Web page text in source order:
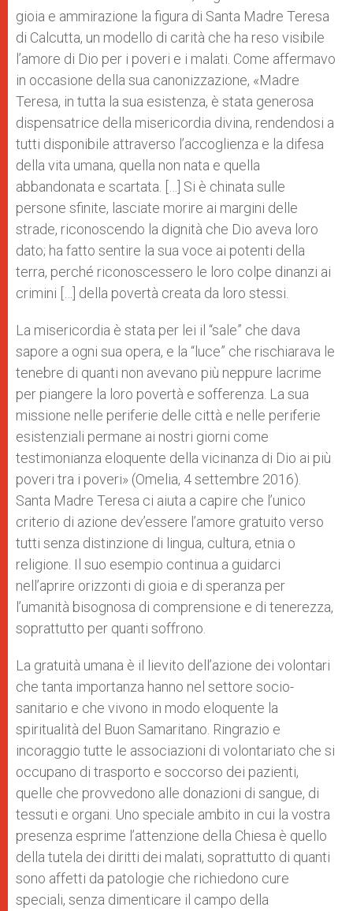
gioia e ammirazione la figura di Santa Madre Teresa
di Calcutta, un modello di carità che ha reso visibile
l’amore di Dio per i poveri e i malati. Come affermavo
in occasione della sua canonizzazione, «Madre
Teresa, in tutta la sua esistenza, è stata generosa
dispensatrice della misericordia divina, rendendosi a
tutti disponibile attraverso l’accoglienza e la difesa
della vita umana, quella non nata e quella
abbandonata e scartata. […] Si è chinata sulle
persone sfinite, lasciate morire ai margini delle
strade, riconoscendo la dignità che Dio aveva loro
dato; ha fatto sentire la sua voce ai potenti della
terra, perché riconoscessero le loro colpe dinanzi ai
crimini […] della povertà creata da loro stessi.
La misericordia è stata per lei il “sale” che dava
sapore a ogni sua opera, e la “luce” che rischiarava le
tenebre di quanti non avevano più neppure lacrime
per piangere la loro povertà e sofferenza. La sua
missione nelle periferie delle città e nelle periferie
esistenziali permane ai nostri giorni come
testimonianza eloquente della vicinanza di Dio ai più
poveri tra i poveri» (Omelia, 4 settembre 2016).
Santa Madre Teresa ci aiuta a capire che l’unico
criterio di azione dev’essere l’amore gratuito verso
tutti senza distinzione di lingua, cultura, etnia o
religione. Il suo esempio continua a guidarci
nell’aprire orizzonti di gioia e di speranza per
l’umanità bisognosa di comprensione e di tenerezza,
soprattutto per quanti soffrono.
La gratuità umana è il lievito dell’azione dei volontari
che tanta importanza hanno nel settore socio-
sanitario e che vivono in modo eloquente la
spiritualità del Buon Samaritano. Ringrazio e
incoraggio tutte le associazioni di volontariato che si
occupano di trasporto e soccorso dei pazienti,
quelle che provvedono alle donazioni di sangue, di
tessuti e organi. Uno speciale ambito in cui la vostra
presenza esprime l’attenzione della Chiesa è quello
della tutela dei diritti dei malati, soprattutto di quanti
sono affetti da patologie che richiedono cure
speciali, senza dimenticare il campo della